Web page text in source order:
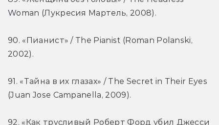
Woman (Лукресия Мартель, 2008).
90. «Пианист» / The Pianist (Roman Polanski,
2002).
91. «Тайна в их глазах» / The Secret in Their Eyes
(Juan Jose Campanella, 2009).
92. «Как трусливый Роберт Форд убил Джесси